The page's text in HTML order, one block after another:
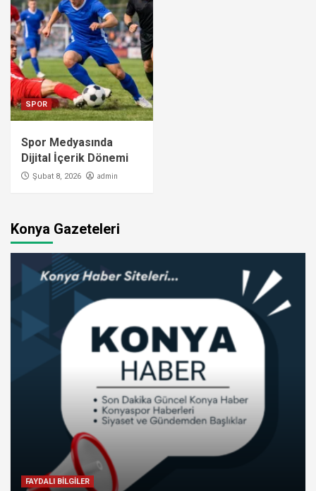
SPOR
Spor Medyasında
Dijital İçerik Dönemi
Şubat 8, 2026 admin
Konya Gazeteleri
FAYDALI BİLGİLER